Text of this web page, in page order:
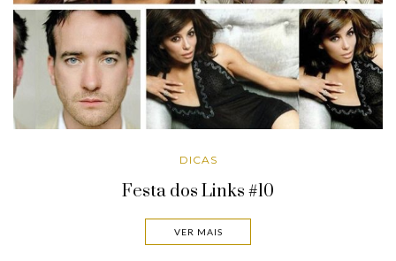
DICAS
Festa dos Links #10
VER MAIS